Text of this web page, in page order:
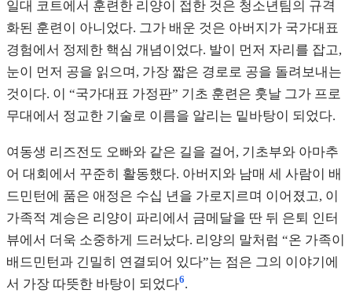
일대 코트에서 훈련한 리양이 접한 것은 청소년팀의 규격
화된 훈련이 아니었다. 그가 배운 것은 아버지가 국가대표
경험에서 정제한 핵심 개념이었다. 발이 먼저 자리를 잡고,
눈이 먼저 공을 읽으며, 가장 짧은 경로로 공을 돌려보내는
것이다. 이 “국가대표 가정판” 기초 훈련은 훗날 그가 프로
무대에서 정교한 기술로 이름을 알리는 밑바탕이 되었다.
여동생 리즈전도 오빠와 같은 길을 걸어, 기초부와 아마추
어 대회에서 꾸준히 활동했다. 아버지와 남매 세 사람이 배
드민턴에 품은 애정은 수십 년을 가로지르며 이어졌고, 이
가족적 계승은 리양이 파리에서 금메달을 딴 뒤 은퇴 인터
뷰에서 더욱 소중하게 드러났다. 리양의 말처럼 “온 가족이
배드민턴과 긴밀히 연결되어 있다”는 점은 그의 이야기에
서 가장 따뜻한 바탕이 되었다6.